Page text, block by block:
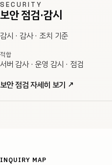
SECURITY
보안 점검·감시
감시 · 감사 · 조치 기준
적합
서버 감사 · 운영 감시 · 점검
보안 점검 자세히 보기 ↗
INQUIRY MAP